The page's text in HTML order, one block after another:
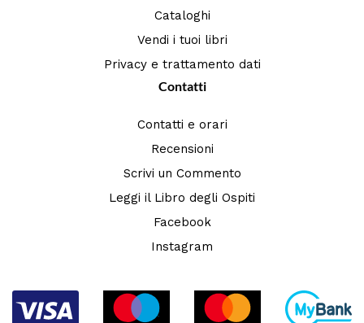
Cataloghi
Vendi i tuoi libri
Privacy e trattamento dati
Contatti
Contatti e orari
Recensioni
Scrivi un Commento
Leggi il Libro degli Ospiti
Facebook
Instagram